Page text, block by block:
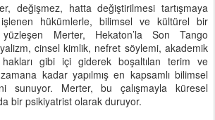
değişmez, hatta değiştirilmesi tartışmaya
hükümlerle, bilimsel ve kültürel bir
yüzleşen Merter, Hekaton’la Son Tango
cinsel kimlik, nefret söylemi, akademik
gibi içi giderek boşaltılan terim ve
kadar yapılmış en kapsamlı bilimsel
sunuyor. Merter, bu çalışmayla küresel
bir psikiyatrist olarak duruyor.